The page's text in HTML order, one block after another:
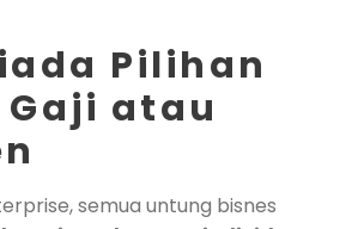
Pilihan
atau
semua untung bisnes